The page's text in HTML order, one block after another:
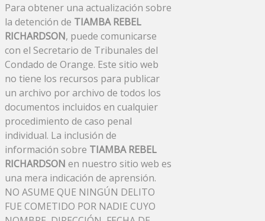
Para obtener una actualización sobre
la detención de TIAMBA REBEL
RICHARDSON, puede comunicarse
con el Secretario de Tribunales del
Condado de Orange. Este sitio web
no tiene los recursos para publicar
un archivo por archivo de todos los
documentos incluidos en cualquier
procedimiento de caso penal
individual. La inclusión de
información sobre TIAMBA REBEL
RICHARDSON en nuestro sitio web es
una mera indicación de aprensión.
NO ASUME QUE NINGÚN DELITO
FUE COMETIDO POR NADIE CUYO